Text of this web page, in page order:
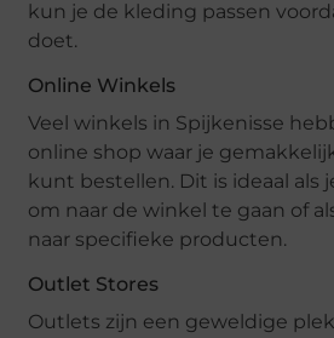
kun je de kleding passen
doet.
Online Winkels
Veel winkels in Spijkenisse
online shop waar je
kunt bestellen. Dit is ideaal als
om naar de winkel te gaan of
naar specifieke producten.
Outlet Stores
Outlets zijn een geweldige